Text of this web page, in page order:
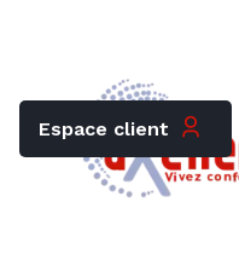
Espace client